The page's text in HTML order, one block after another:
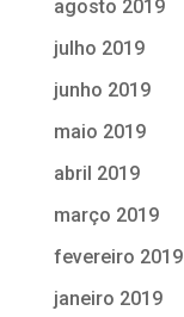
agosto 2019
julho 2019
junho 2019
maio 2019
abril 2019
março 2019
fevereiro 2019
janeiro 2019